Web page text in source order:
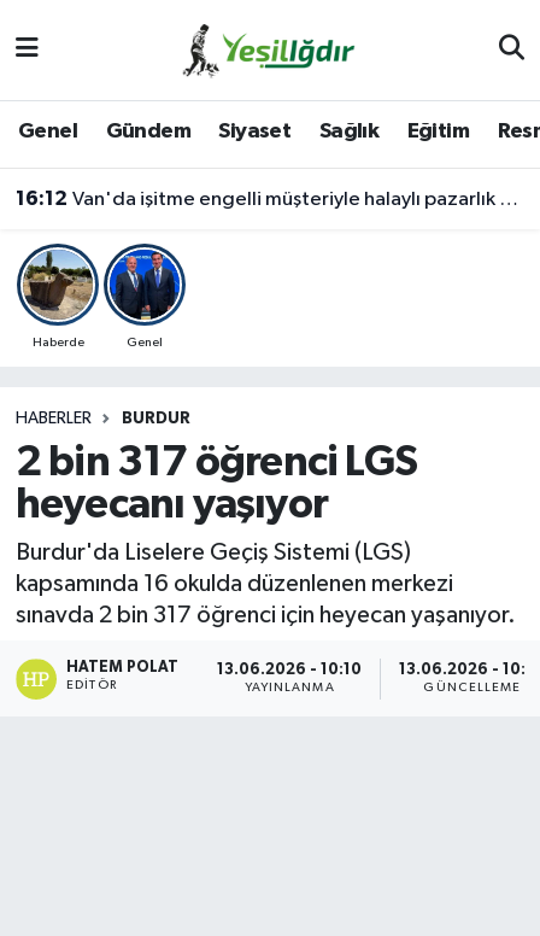
Genel Gündem Siyaset Sağlık Eğitim
16:12 Van'da işitme engelli müşteriyle halaylı pazarlık gülümsetti
Haberde Genel
HABERLER BURDUR
2 bin 317 öğrenci LGS
heyecanı yaşıyor
Burdur'da Liselere Geçiş Sistemi (LGS)
kapsamında 16 okulda düzenlenen merkezi
sınavda 2 bin 317 öğrenci için heyecan yaşanıyor.
HATEM POLAT
EDITÖR
13.06.2026 - 10:10
YAYINLANMA
13.06.2026 -
GÜNCELLEME
İğdir Namaz Vakitleri
Iğdır Trafik Yoğunluk Haritası
Süper Lig Puan Durumu ve Fikstür
Son Dakika Haberleri
Haber Arşivi